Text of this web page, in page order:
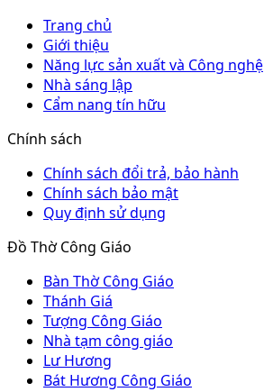
Trang chủ
Giới thiệu
Năng lực sản xuất và Công nghệ
Nhà sáng lập
Cẩm nang tín hữu
Chính sách
Chính sách đổi trả, bảo hành
Chính sách bảo mật
Quy định sử dụng
Đồ Thờ Công Giáo
Bàn Thờ Công Giáo
Thánh Giá
Tượng Công Giáo
Nhà tạm công giáo
Lư Hương
Bát Hương Công Giáo